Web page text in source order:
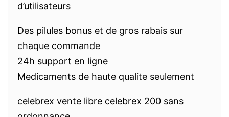
d’utilisateurs
Des pilules bonus et de gros rabais sur
chaque commande
24h support en ligne
Medicaments de haute qualite seulement
celebrex vente libre celebrex 200 sans